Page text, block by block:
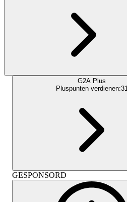
G2A Plus
Pluspunten verdienen:31
GESPONSORD